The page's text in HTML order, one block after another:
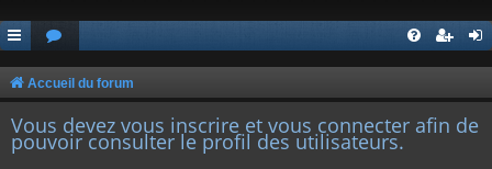
Accueil du forum
Vous devez vous inscrire et vous connecter afin de
pouvoir consulter le profil des utilisateurs.